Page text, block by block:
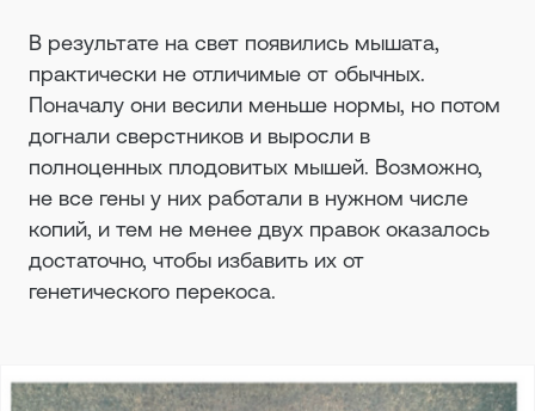
В результате на свет появились мышата,
практически не отличимые от обычных.
Поначалу они весили меньше нормы, но потом
догнали сверстников и выросли в
полноценных плодовитых мышей. Возможно,
не все гены у них работали в нужном числе
копий, и тем не менее двух правок оказалось
достаточно, чтобы избавить их от
генетического перекоса.